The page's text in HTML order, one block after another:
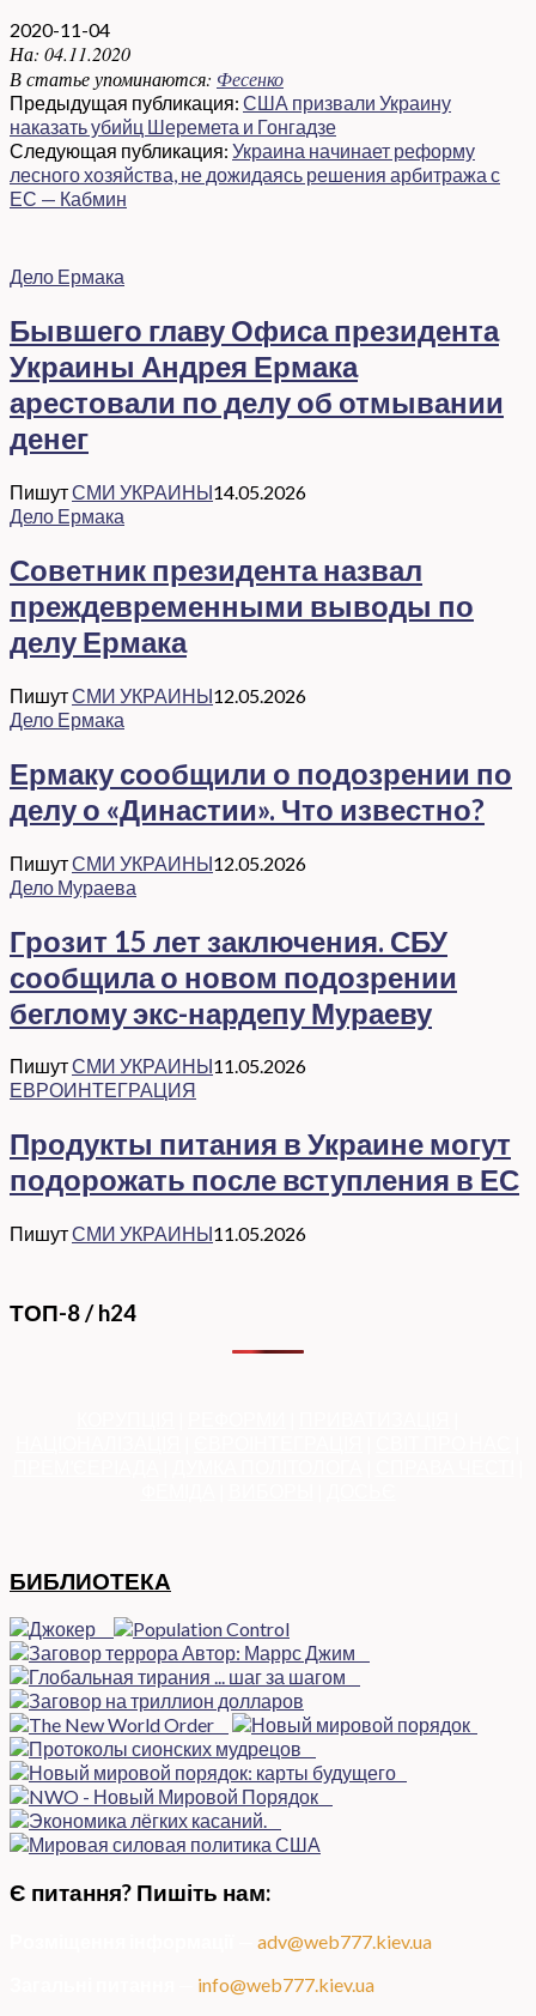
2020-11-04
На: 04.11.2020
В статье упоминаются: Фесенко
Предыдущая публикация: США призвали Украину
наказать убийц Шеремета и Гонгадзе
Следующая публикация: Украина начинает реформу
лесного хозяйства, не дожидаясь решения арбитража с
ЕС — Кабмин
Дело Ермака
Бывшего главу Офиса президента
Украины Андрея Ермака
арестовали по делу об отмывании
денег
ПишутСМИ УКРАИНЫ14.05.2026
Дело Ермака
Советник президента назвал
преждевременными выводы по
делу Ермака
ПишутСМИ УКРАИНЫ12.05.2026
Дело Ермака
Ермаку сообщили о подозрении по
делу о «Династии». Что известно?
ПишутСМИ УКРАИНЫ12.05.2026
Дело Мураева
Грозит 15 лет заключения. СБУ
сообщила о новом подозрении
беглому экс-нардепу Мураеву
ПишутСМИ УКРАИНЫ11.05.2026
ЕВРОИНТЕГРАЦИЯ
Продукты питания в Украине могут
подорожать после вступления в ЕС
ПишутСМИ УКРАИНЫ11.05.2026
ТОП-8 / h24
БИБЛИОТЕКА
Є питання? Пишіть нам:
adv@web777.kiev.ua
info@web777.kiev.ua